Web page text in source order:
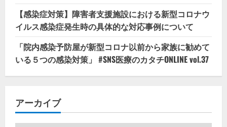
【感染症対策】障害者支援施設における新型コロナウ
イルス感染症発生時の具体的な対応事例について
「院内感染予防屋が新型コロナ以前から家族に勧めて
いる５つの感染対策」 #SNS医療のカタチONLINE vol.37
アーカイブ